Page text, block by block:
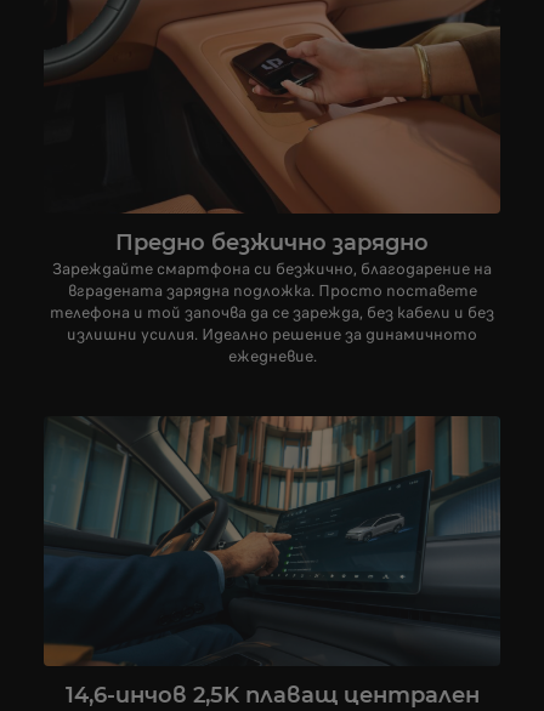
Предно безжично зарядно
Зареждайте смартфона си безжично, благодарение на
вградената зарядна подложка. Просто поставете
телефона и той започва да се зарежда, без кабели и без
излишни усилия. Идеално решение за динамичното
ежедневие.
14,6-инчов 2,5K плаващ централен